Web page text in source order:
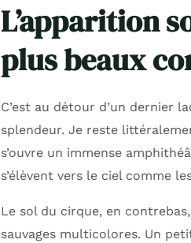
L’apparition
plus beaux
C’est au détour d’un dernier
splendeur. Je reste
s’ouvre un immense
s’élèvent vers le ciel comme
Le sol du cirque, en
sauvages multicolores. Un